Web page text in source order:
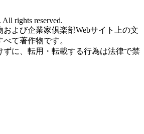
rights reserved.
よび企業家倶楽部Webサイト上の文
て著作物です。
ずに、転用・転載する行為は法律で禁